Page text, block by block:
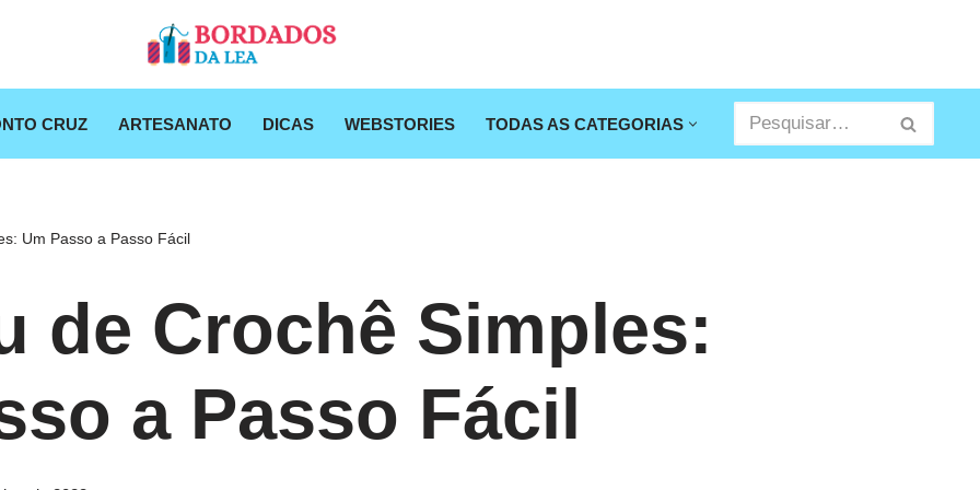
CRUZ ARTESANATO DICAS WEBSTORIES TODAS AS CATEGORIAS
Um Passo a Passo Fácil
de Crochê Simples:
a Passo Fácil